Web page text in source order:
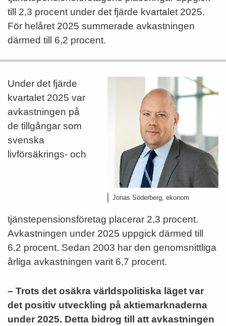
till 2,3 procent under det fjärde kvartalet 2025.
För helåret 2025 summerade avkastningen
därmed till 6,2 procent.
Jonas Söderberg, ekonom
Under det fjärde
kvartalet 2025 var
avkastningen på
de tillgångar som
svenska
livförsäkrings- och
tjänstepensionsföretag placerar 2,3 procent.
Avkastningen under 2025 uppgick därmed till
6,2 procent. Sedan 2003 har den genomsnittliga
årliga avkastningen varit 6,7 procent.
– Trots det osäkra världspolitiska läget var
det positiv utveckling på aktiemarknaderna
under 2025. Detta bidrog till att avkastningen